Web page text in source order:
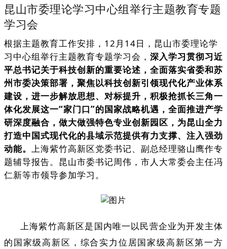
昆山市委理论学习中心组举行主题教育专题
学习会
根据主题教育工作安排，12月14日，昆山市委理论学
习中心组举行主题教育专题学习会， 深入学习贯彻习近
平总书记关于科技创新的重要论述，全面落实省委和苏
州市委决策部署，聚焦以科技创新引领现代化产业体系
建设，进一步解放思想、对标提升，积极抢抓长三角一
体化发展这一“家门口”的国家战略机遇，全面推进产学
研深度融合，做大做强特色专业创新园区，为昆山全力
打造中国式现代化的县域示范提供有力支撑、注入强劲
动能。 上海紫竹高新区党委书记、副总经理骆山鹰作专
题辅导报告。昆山市委书记周伟，市人大常委会主任冯
仁新等市领导参加学习。
上海紫竹高新区是国内唯一以民营企业为开发主体
的国家级高新区，综合实力位居国家级高新区第一方